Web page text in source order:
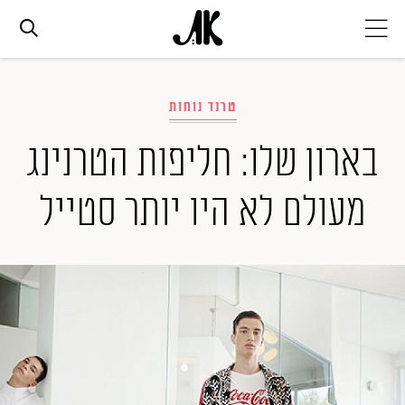
אופנה
ביוטי
ערוצים נוספים
המגזין
טרנד נוחות
בארון שלו: חליפות הטרנינג
מעולם לא היו יותר סטייל